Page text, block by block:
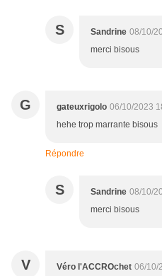
S Sandrine 08/10/
merci bisous
G gateuxrigolo 06/10/2023
hehe trop marrante bisous
Répondre
S Sandrine 08/10/
merci bisous
V Véro l'ACCROchet 06/10/